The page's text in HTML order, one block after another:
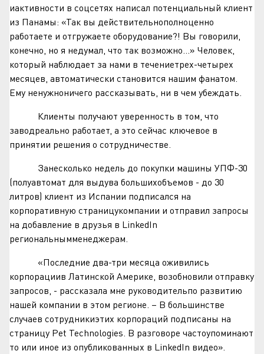
иактивности в соцсетях написал потенциальный клиент
из Панамы: «Так вы действительнополноценно
работаете и отгружаете оборудование?! Вы говорили,
конечно, но я недумал, что так возможно…» Человек,
который наблюдает за нами в течениетрех-четырех
месяцев, автоматически становится нашим фанатом.
Ему ненужноничего рассказывать, ни в чем убеждать.
Клиенты получают уверенность в том, что
заводреально работает, а это сейчас ключевое в
принятии решения о сотрудничестве.
Занесколько недель до покупки машины УПФ-30
(полуавтомат для выдува большихобъемов - до 30
литров) клиент из Испании подписался на
корпоративную страницукомпании и отправил запросы
на добавление в друзья в LinkedIn
региональнымменеджерам.
«Последние два-три месяца оживились
корпорациив Латинской Америке, возобновили отправку
запросов, - рассказала мне руководительпо развитию
нашей компании в этом регионе. – В большинстве
случаев сотрудникиэтих корпораций подписаны на
страницу Pet Technologies. В разговоре частоупоминают
то или иное из опубликованных в LinkedIn видео».